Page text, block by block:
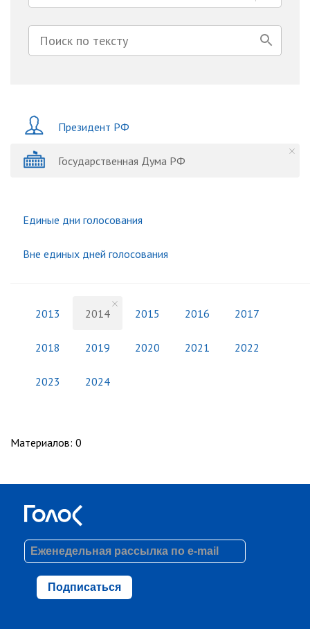
Президент РФ
Государственная Дума РФ
Единые дни голосования
Вне единых дней голосования
2013 2014 2015 2016 2017
2018 2019 2020 2021 2022
2023 2024
Материалов: 0
Подписаться